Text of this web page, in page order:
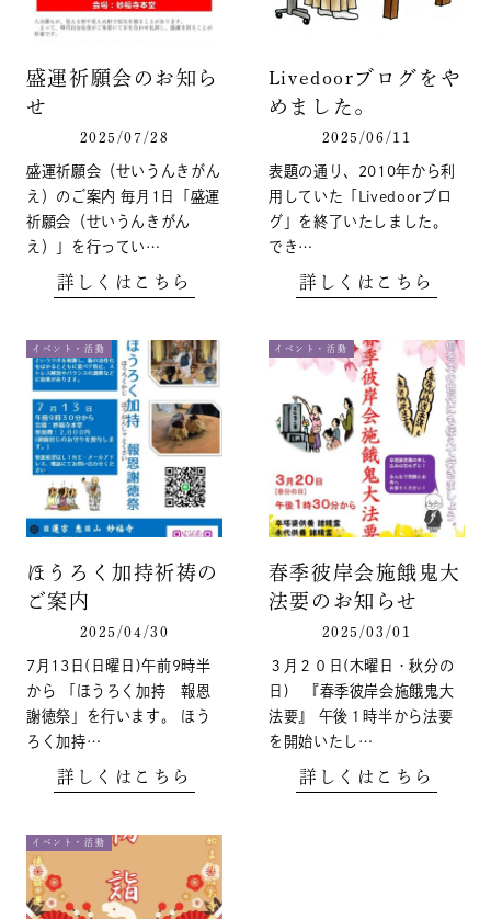
盛運祈願会のお知ら
せ
2025/07/28
盛運祈願会（せいうんきがん
え）のご案内 毎月1日「盛運
祈願会（せいうんきがん
え）」を行ってい…
詳しくはこちら
Livedoorブログをや
めました。
2025/06/11
表題の通り、2010年から利
用していた「Livedoorブロ
グ」を終了いたしました。
でき…
詳しくはこちら
イベント・活動
ほうろく加持祈祷の
ご案内
2025/04/30
7月13日(日曜日)午前9時半
から 「ほうろく加持 報恩
謝徳祭」を行います。 ほう
ろく加持…
詳しくはこちら
イベント・活動
春季彼岸会施餓鬼大
法要のお知らせ
2025/03/01
３月２０日(木曜日・秋分の
日) 『春季彼岸会施餓鬼大
法要』 午後１時半から法要
を開始いたし…
詳しくはこちら
イベント・活動